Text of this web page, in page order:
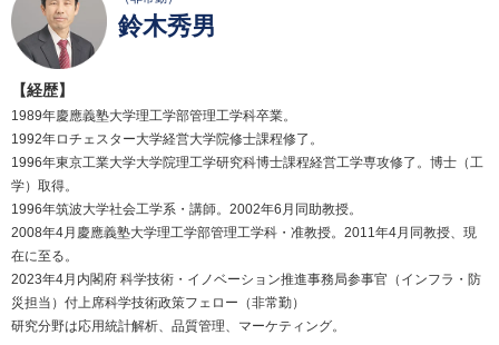
鈴木秀男
【経歴】
1989年慶應義塾大学理工学部管理工学科卒業。
1992年ロチェスター大学経営大学院修士課程修了。
1996年東京工業大学大学院理工学研究科博士課程経営工学専攻修了。博士（工
学）取得。
1996年筑波大学社会工学系・講師。2002年6月同助教授。
2008年4月慶應義塾大学理工学部管理工学科・准教授。2011年4月同教授、現
在に至る。
2023年4月内閣府 科学技術・イノベーション推進事務局参事官（インフラ・防
災担当）付上席科学技術政策フェロー（非常勤）
研究分野は応用統計解析、品質管理、マーケティング。